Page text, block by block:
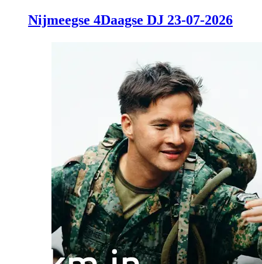
Nijmeegse 4Daagse DJ 23-07-2026